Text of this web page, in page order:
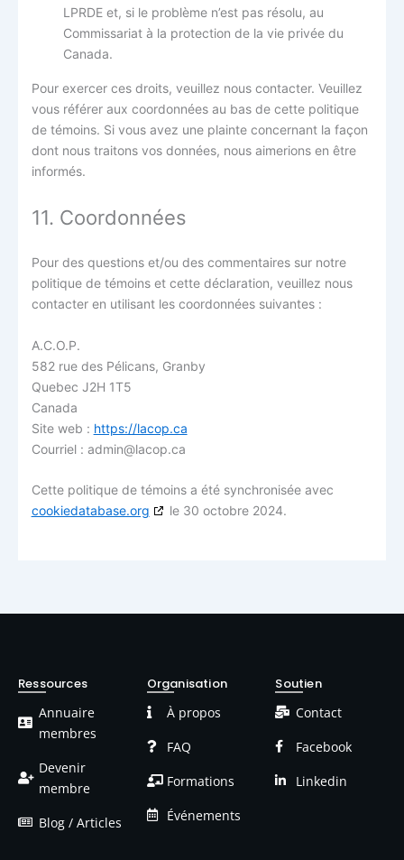
LPRDE et, si le problème n’est pas résolu, au
Commissariat à la protection de la vie privée du
Canada.
Pour exercer ces droits, veuillez nous contacter. Veuillez
vous référer aux coordonnées au bas de cette politique
de témoins. Si vous avez une plainte concernant la façon
dont nous traitons vos données, nous aimerions en être
informés.
11. Coordonnées
Pour des questions et/ou des commentaires sur notre
politique de témoins et cette déclaration, veuillez nous
contacter en utilisant les coordonnées suivantes :
A.C.O.P.
582 rue des Pélicans, Granby
Quebec J2H 1T5
Canada
Site web : https://lacop.ca
Courriel : admin@lacop.ca
Cette politique de témoins a été synchronisée avec
cookiedatabase.org
le 30 octobre 2024.
Ressources
Annuaire
membres
Devenir
membre
Blog / Articles
Organisation
À propos
FAQ
Formations
Événements
Soutien
Contact
Facebook
Linkedin